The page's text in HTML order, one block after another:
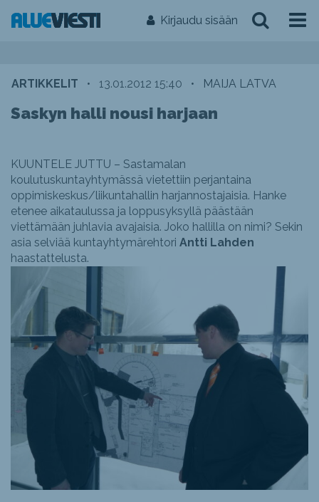
Kirjaudu sisään
ARTIKKELIT • 13.01.2012 15:40 • MAIJA LATVA
Saskyn halli nousi harjaan
KUUNTELE JUTTU – Sastamalan
koulutuskuntayhtymässä vietettiin perjantaina
oppimiskeskus/liikuntahallin harjannostajaisia. Hanke
etenee aikataulussa ja loppusyksyllä päästään
viettämään juhlavia avajaisia. Joko hallilla on nimi? Sekin
asia selviää kuntayhtymärehtori Antti Lahden
haastattelusta.